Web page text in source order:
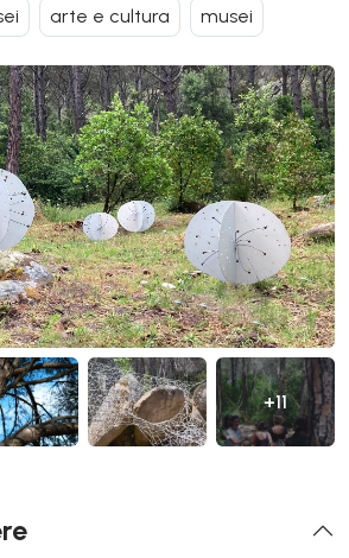
arte e cultura musei
+11